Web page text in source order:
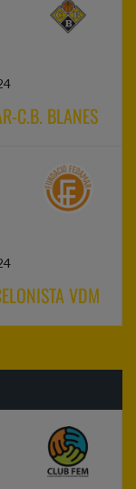
C.B. BLANES
VDM